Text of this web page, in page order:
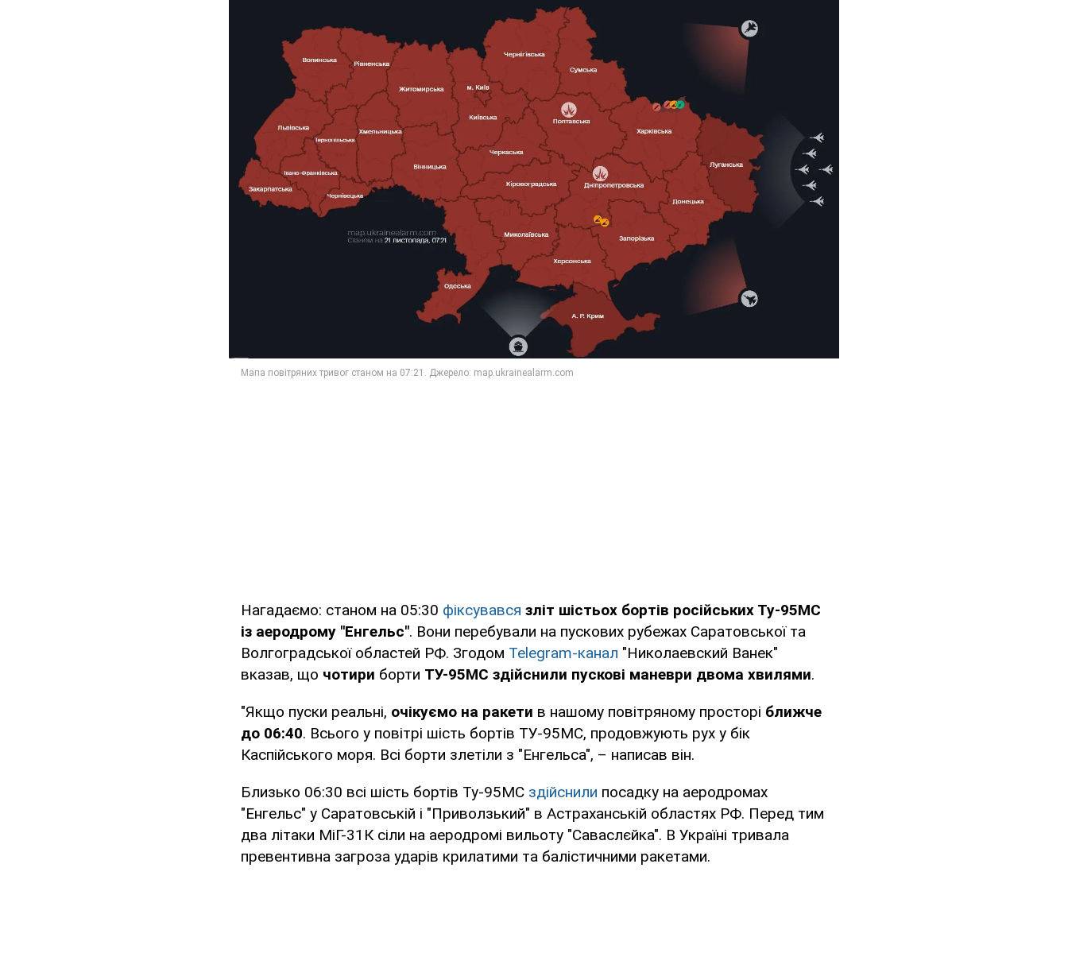
Нагадаємо: станом на 05:30 фіксувався зліт шістьох бортів російських Ту-95МС
із аеродрому "Енгельс". Вони перебували на пускових рубежах Саратовської та
Волгоградської областей РФ. Згодом Telegram-канал "Николаевский Ванек"
вказав, що чотири борти ТУ-95МС здійснили пускові маневри двома хвилями.
"Якщо пуски реальні, очікуємо на ракети в нашому повітряному просторі ближче
до 06:40. Всього у повітрі шість бортів ТУ-95МС, продовжують рух у бік
Каспійського моря. Всі борти злетіли з "Енгельса", – написав він.
Близько 06:30 всі шість бортів Ту-95МС здійснили посадку на аеродромах
"Енгельс" у Саратовській і "Приволзький" в Астраханській областях РФ. Перед тим
два літаки МіГ-31К сіли на аеродромі вильоту "Саваслєйка". В Україні тривала
превентивна загроза ударів крилатими та балістичними ракетами.